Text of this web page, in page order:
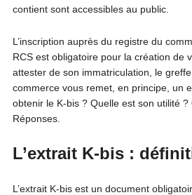
contient sont accessibles au public.
L’inscription auprès du registre du
RCS est obligatoire pour la création de
attester de son immatriculation, le
commerce vous remet, en principe, un
obtenir le K-bis ? Quelle est son utilité
Réponses.
L’extrait K-bis :
L’extrait K-bis est un document